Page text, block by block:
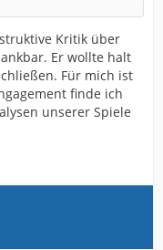
Kritik über
Er wollte halt
Für mich ist
finde ich
unserer Spiele